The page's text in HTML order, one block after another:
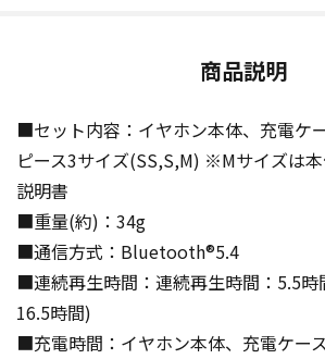
商品説明
■セット内容：イヤホン本体、充電ケ
ピース3サイズ(SS,S,M) ※Mサイズは
説明書
■重量(約)：34g
■通信方式：Bluetooth®5.4
■連続再生時間：連続再生時間：5.5時
16.5時間)
■充電時間：イヤホン本体、充電ケー